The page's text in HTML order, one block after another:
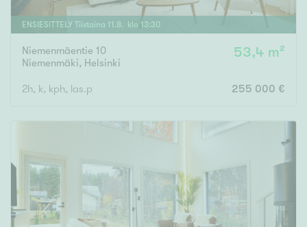
ENSIESITTELY Tiistaina 11 .8 . klo 13:30
Niemenmäentie 10
Niemenmäki, Helsinki
53,4 m²
2h, k, kph, las.p 255 000 €